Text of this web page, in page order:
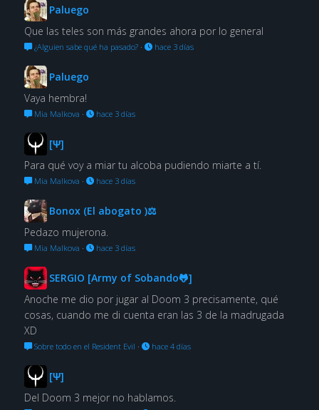
Paluego
Que las teles son más grandes ahora por lo general
¿Alguien sabe qué ha pasado?· hace 3 días
Paluego
Vaya hembra!
Mia Malkova · hace 3 días
[Ψ]
Para qué voy a miar tu alcoba pudiendo miarte a tí.
Mia Malkova · hace 3 días
Bonox (El abogato )⚖
Pedazo mujerona.
Mia Malkova · hace 3 días
SERGIO [Army of Sobando🐸]
Anoche me dio por jugar al Doom 3 precisamente, qué
cosas, cuando me di cuenta eran las 3 de la madrugada
XD
Sobre todo en el Resident Evil · hace 4 días
[Ψ]
Del Doom 3 mejor no hablamos.